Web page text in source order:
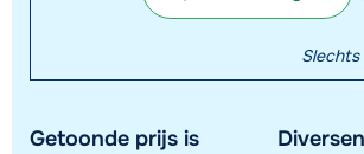
Slechts
Getoonde prijs is